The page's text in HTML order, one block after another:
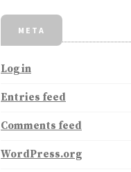
META
Log in
Entries feed
Comments feed
WordPress.org